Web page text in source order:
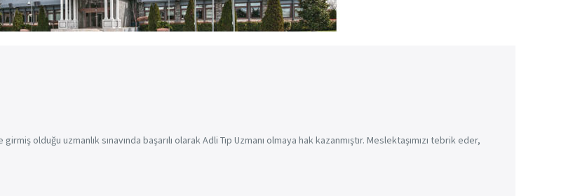
olduğu uzmanlık sınavında başarılı olarak Adli Tıp Uzmanı olmaya hak kazanmıştır. Meslektaşımızı tebrik eder,